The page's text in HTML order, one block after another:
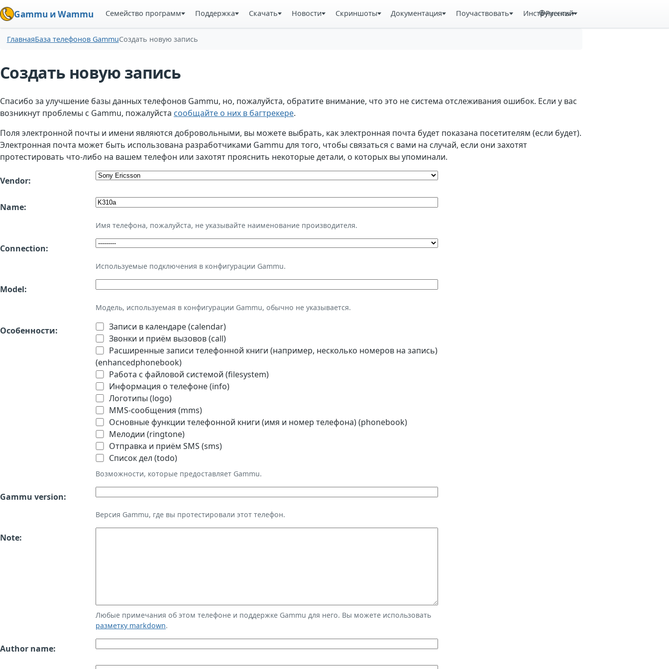
Gammu и Wammu Семейство программ Поддержка Скачать Новости Скриншоты Документация Поучаствовать Инструменты
Русский
ГлавнаяБаза телефонов GammuСоздать новую запись
Создать новую запись
Спасибо за улучшение базы данных телефонов Gammu, но, пожалуйста, обратите внимание, что это не система отслеживания ошибок. Если у вас
возникнут проблемы с Gammu, пожалуйста сообщайте о них в багтрекере.
Поля электронной почты и имени являются добровольными, вы можете выбрать, как электронная почта будет показана посетителям (если будет).
Электронная почта может быть использована разработчиками Gammu для того, чтобы связаться с вами на случай, если они захотят
протестировать что-либо на вашем телефон или захотят прояснить некоторые детали, о которых вы упоминали.
Vendor:
Name:
Имя телефона, пожалуйста, не указывайте наименование производителя.
Connection:
Используемые подключения в конфигурации Gammu.
Model:
Модель, используемая в конфигурации Gammu, обычно не указывается.
Особенности:
Записи в календаре (calendar)
Звонки и приём вызовов (call)
Расширенные записи телефонной книги (например, несколько номеров на запись)
(enhancedphonebook)
Работа с файловой системой (filesystem)
Информация о телефоне (info)
Логотипы (logo)
MMS-сообщения (mms)
Основные функции телефонной книги (имя и номер телефона) (phonebook)
Мелодии (ringtone)
Отправка и приём SMS (sms)
Список дел (todo)
Возможности, которые предоставляет Gammu.
Gammu version:
Версия Gammu, где вы протестировали этот телефон.
Note:
Любые примечания об этом телефоне и поддержке Gammu для него. Вы можете использовать
разметку markdown.
Author name: